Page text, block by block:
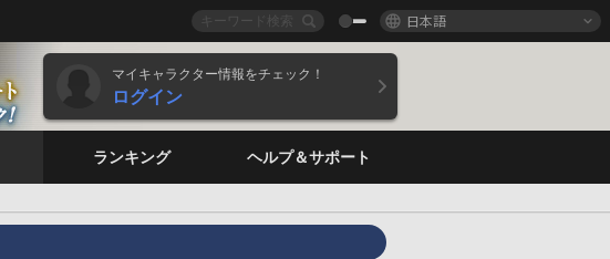
日本語
マイキャラクター情報をチェック！
ログイン
ランキング ヘルプ＆サポート